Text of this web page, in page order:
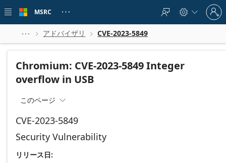
 main
MSRC    
Sign
in
to
account
  アドバイザリ  CVE-2023-5849
Chromium: CVE-2023-5849 Integer
overflow in USB
このページ 
CVE-2023-5849
Security Vulnerability
リリース日: